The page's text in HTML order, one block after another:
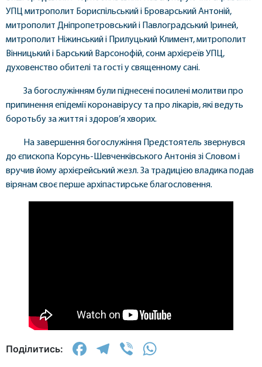
УПЦ митрополит Бориспільський і Броварський Антоній,
митрополит Дніпропетровський і Павлоградський Іриней,
митрополит Ніжинський і Прилуцький Климент, митрополит
Вінницький і Барський Варсонофій, сонм архієреїв УПЦ,
духовенство обителі та гості у священному сані.
За богослужінням були піднесені посилені молитви про
припинення епідемії коронавірусу та про лікарів, які ведуть
боротьбу за життя і здоров’я хворих.
На завершення богослужіння Предстоятель звернувся
до єпископа Корсунь-Шевченківського Антонія зі Словом і
вручив йому архієрейський жезл. За традицією владика подав
вірянам своє перше архіпастирське благословення.
Поділитись: Facebook
Telegram
Viber